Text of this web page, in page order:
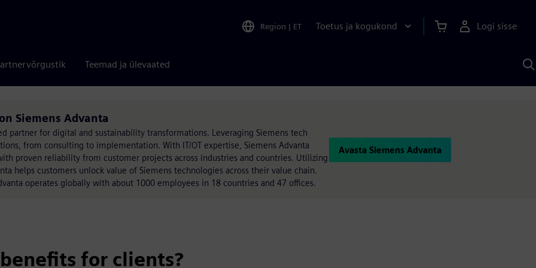
Region | ET Toetus ja kogukond Logi sisse
Teemad ja ülevaated
Siemens Advanta
partner for digital and sustainability transformations. Leveraging Siemens tech
from consulting to implementation. With IT/OT expertise, Siemens Advanta
proven reliability from customer projects across industries and countries. Utilizing
helps customers unlock value of Siemens technologies across their value chain.
operates globally with about 1000 employees in 18 countries and 47 offices.
Avasta Siemens Advanta
for clients?